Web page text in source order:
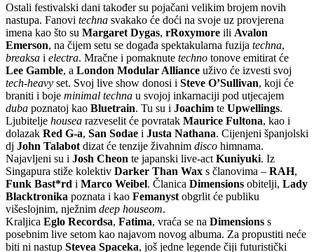
Ostali festivalski dani također su pojačani velikim brojem novih
nastupa. Fanovi techna svakako će doći na svoje uz provjerena
imena kao što su Margaret Dygas, rRoxymore ili Avalon
Emerson, na čijem setu se događa spektakularna fuzija techna,
breaksa i electra. Mračne i pomaknute techno tonove emitirat će
Lee Gamble, a London Modular Alliance uživo će izvesti svoj
tech-heavy set. Svoj live show donosi i Steve O’Sullivan, koji će
braniti i boje minimal techna u svojoj inkarnaciji pod utjecajem
duba poznatoj kao Bluetrain. Tu su i Joachim te Upwellings.
Ljubitelje housea razveselit će povratak Maurice Fultona, kao i
dolazak Red G-a, San Sodae i Justa Nathana. Cijenjeni španjolski
dj John Talabot dizat će tenzije živahnim disco himnama.
Najavljeni su i Josh Cheon te japanski live-act Kuniyuki. Iz
Singapura stiže kolektiv Darker Than Wax s članovima – RAH,
Funk Bast*rd i Marco Weibel. Članica Dimensions obitelji, Lady
Blacktronika poznata i kao Femanyst obgrlit će publiku
višeslojnim, nježnim deep houseom.
Kraljica Eglo Recordsa, Fatima, vraća se na Dimensions s
posebnim live setom kao najavom novog albuma. Za propustiti neće
biti ni nastup Stevea Spaceka, još jedne legende čiji futuristički